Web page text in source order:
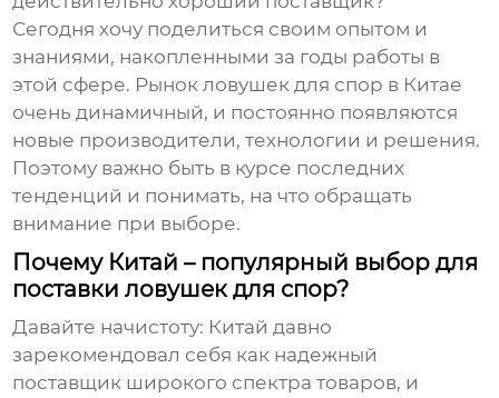
Сегодня хочу поделиться своим опытом и
знаниями, накопленными за годы работы в
этой сфере. Рынокловушек для спор в Китае
очень динамичный, и постоянно появляются
новые производители, технологии и решения.
Поэтому важно быть в курсе последних
тенденций и понимать, на что обращать
внимание при выборе.
Почему Китай – популярный выбор для
поставки ловушек для спор?
Давайте начистоту: Китай давно
зарекомендовал себя как надежный
поставщик широкого спектра товаров, и